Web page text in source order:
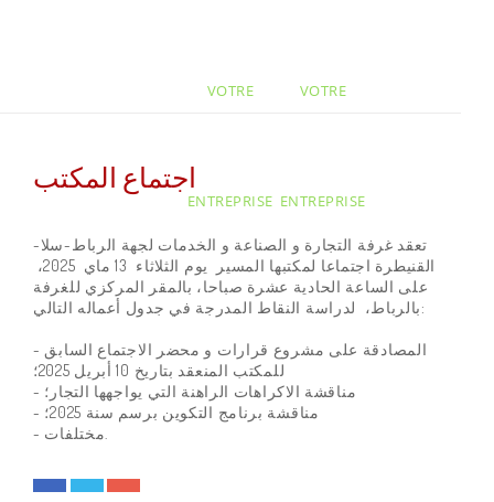
VOTRE
ENTREPRISE
VOTRE
ENTREPRISE
اجتماع المكتب
تعقد غرفة التجارة و الصناعة و الخدمات لجهة الرباط-سلا-
القنيطرة اجتماعا لمكتبها المسير يوم الثلاثاء 13 ماي 2025،
على الساعة الحادية عشرة صباحا، بالمقر المركزي للغرفة
بالرباط، لدراسة النقاط المدرجة في جدول أعماله التالي:
- المصادقة على مشروع قرارات و محضر الاجتماع السابق
- مناقشة الاكراهات الراهنة التي يواجهها التجار؛
- مناقشة برنامج التكوين برسم سنة 2025؛